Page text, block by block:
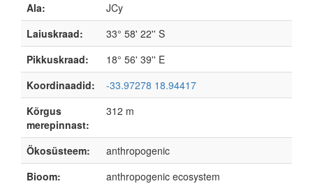
Ala:
JCy
Laiuskraad:
33° 58' 22'' S
Pikkuskraad:
18° 56' 39'' E
Koordinaadid:
-33.97278 18.94417
Kõrgus
merepinnast:
312 m
Ökosüsteem:
anthropogenic
Bioom:
anthropogenic ecosystem